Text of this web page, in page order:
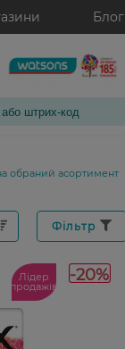
Блог
обраний асортимент
Фільтр
Лідер
продажів
-20%